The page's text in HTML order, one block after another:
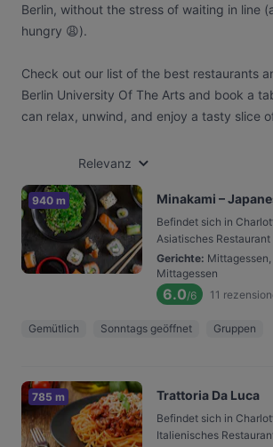
Berlin, without the stress of waiting in line
hungry 😩).
Check out our list of the best restaurants
Berlin University Of The Arts and book a
can relax, unwind, and enjoy a tasty slice
Relevanz
940 m Minakami –
Befindet sich in
Asiatisches Restaurant
Gerichte:
Mittagessen
6.0/6 11
Gemütlich Sonntags geöffnet Gruppen
785 m Trattoria Da Luca
Befindet sich in
Italienisches